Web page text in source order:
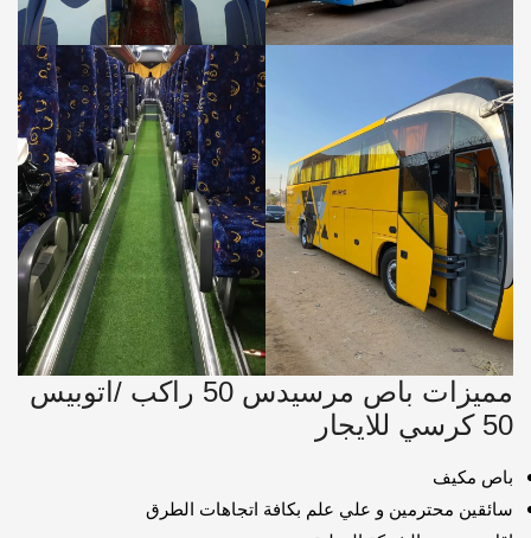
مميزات باص مرسيدس 50 راكب /اتوبيس
50 كرسي للايجار
باص مكيف
سائقين محترمين و علي علم بكافة اتجاهات الطرق